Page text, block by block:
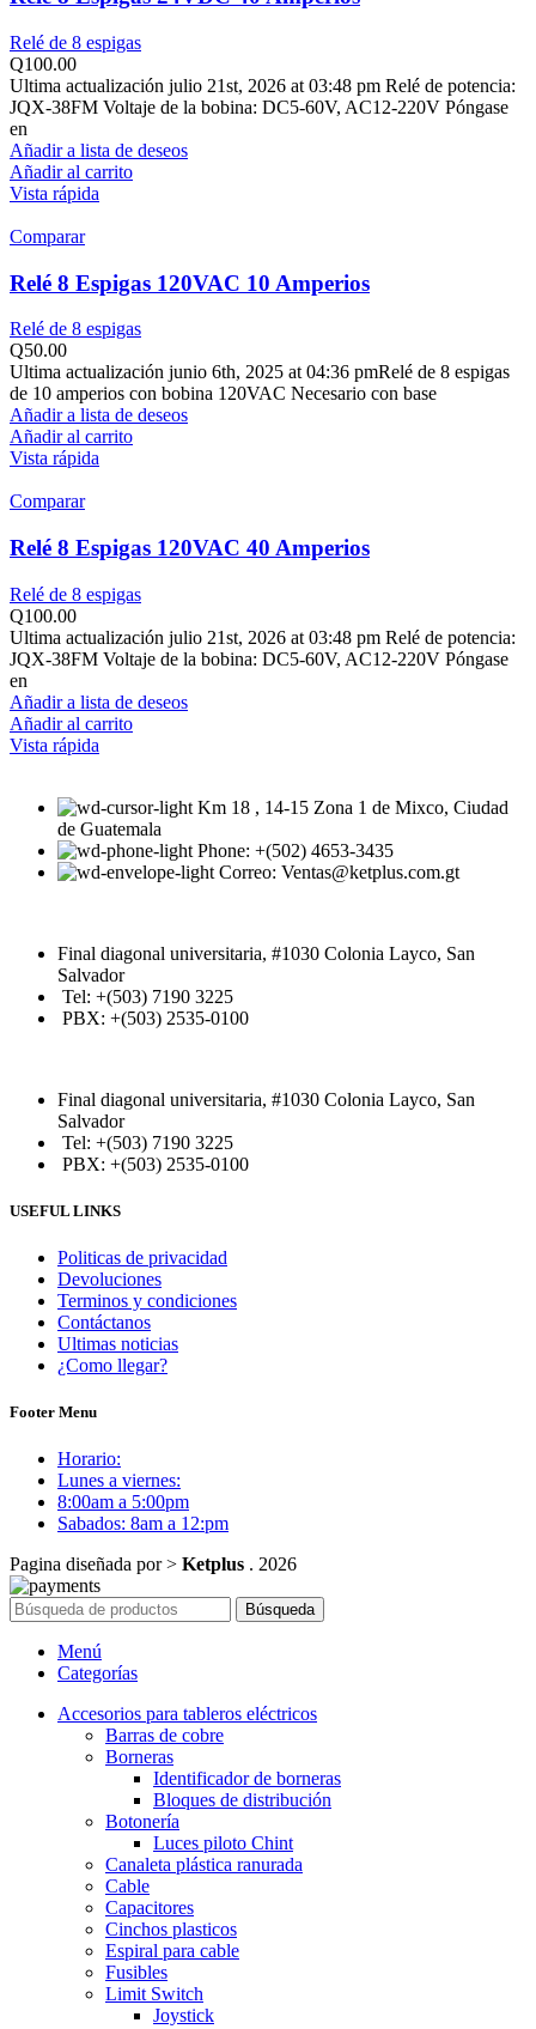
Relé de 8 espigas
Q100.00
Ultima actualización julio 21st, 2026 at 03:48 pm Relé de potencia:
JQX-38FM Voltaje de la bobina: DC5-60V, AC12-220V Póngase
en
Añadir a lista de deseos
Añadir al carrito
Vista rápida
Comparar
Relé 8 Espigas 120VAC 10 Amperios
Relé de 8 espigas
Q50.00
Ultima actualización junio 6th, 2025 at 04:36 pmRelé de 8 espigas
de 10 amperios con bobina 120VAC Necesario con base
Añadir a lista de deseos
Añadir al carrito
Vista rápida
Comparar
Relé 8 Espigas 120VAC 40 Amperios
Relé de 8 espigas
Q100.00
Ultima actualización julio 21st, 2026 at 03:48 pm Relé de potencia:
JQX-38FM Voltaje de la bobina: DC5-60V, AC12-220V Póngase
en
Añadir a lista de deseos
Añadir al carrito
Vista rápida
Km 18 , 14-15 Zona 1 de Mixco, Ciudad
de Guatemala
Phone: +(502) 4653-3435
Correo: Ventas@ketplus.com.gt
Final diagonal universitaria, #1030 Colonia Layco, San
Salvador
Tel: +(503) 7190 3225
PBX: +(503) 2535-0100
Final diagonal universitaria, #1030 Colonia Layco, San
Salvador
Tel: +(503) 7190 3225
PBX: +(503) 2535-0100
USEFUL LINKS
Politicas de privacidad
Devoluciones
Terminos y condiciones
Contáctanos
Ultimas noticias
¿Como llegar?
Footer Menu
Horario:
Lunes a viernes:
8:00am a 5:00pm
Sabados: 8am a 12:pm
Pagina diseñada por > Ketplus . 2026
Búsqueda
Menú
Categorías
Accesorios para tableros eléctricos
Barras de cobre
Borneras
Identificador de borneras
Bloques de distribución
Botonería
Luces piloto Chint
Canaleta plástica ranurada
Cable
Capacitores
Cinchos plasticos
Espiral para cable
Fusibles
Limit Switch
Joystick